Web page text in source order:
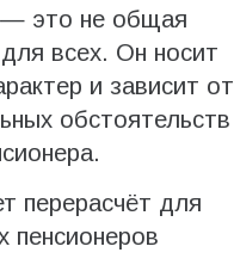
— это не общая
всех. Он носит
и зависит от
обстоятельств
перерасчёт для
пенсионеров